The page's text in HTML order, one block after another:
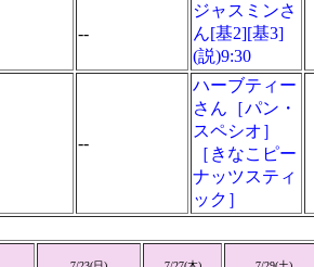
--
ジャスミンさ
ん[基2][基3]
(説)9:30
--
ハーブティー
さん［パン・
スペシオ］
［きなこピー
ナッツスティ
ック］